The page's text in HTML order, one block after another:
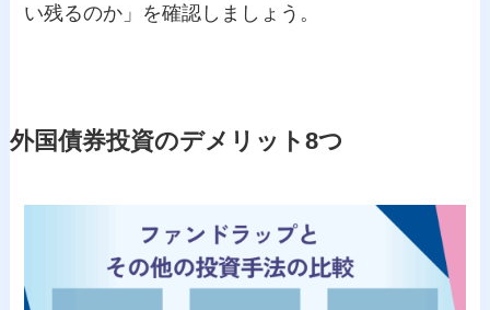
い残るのか」を確認しましょう。
外国債券投資のデメリット8つ